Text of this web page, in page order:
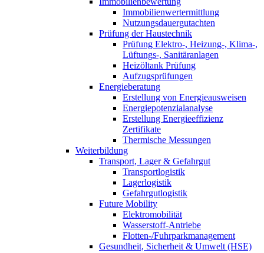
Immobilienwertermittlung
Nutzungsdauergutachten
Prüfung der Haustechnik
Prüfung Elektro-, Heizung-, Klima-,
Lüftungs-, Sanitäranlagen
Heizöltank Prüfung
Aufzugsprüfungen
Energieberatung
Erstellung von Energieausweisen
Energiepotenzialanalyse
Erstellung Energieeffizienz
Zertifikate
Thermische Messungen
Weiterbildung
Transport, Lager & Gefahrgut
Transportlogistik
Lagerlogistik
Gefahrgutlogistik
Future Mobility
Elektromobilität
Wasserstoff-Antriebe
Flotten-/Fuhrparkmanagement
Gesundheit, Sicherheit & Umwelt (HSE)